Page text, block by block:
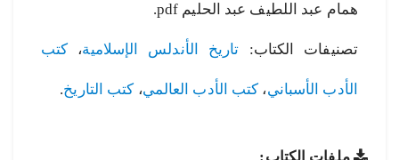
همام عبد اللطيف عبد الحليم pdf.
تصنيفات الكتاب: تاريخ الأندلس الإسلامية، كتب
الأدب الأسباني، كتب الأدب العالمي، كتب التاريخ.